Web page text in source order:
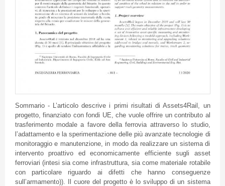
Sommario - L’articolo descrive i primi risultati di Assets4Rail, un
progetto, finanziato con fondi UE, che vuole offrire un contributo al
trasferimento modale a favore della ferrovia attraverso lo studio,
l’adattamento e la sperimentazione delle più avanzate tecnologie di
monitoraggio e manutenzione, in modo da realizzare un sistema di
intervento proattivo ed economicamente efficiente sugli asset
ferroviari (intesi sia come infrastruttura, sia come materiale rotabile
con particolare riguardo ai difetti che hanno conseguenze
sull’armamento)). Il cuore del progetto è lo sviluppo di un sistema